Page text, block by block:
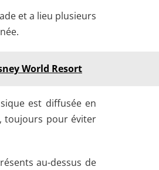
et a lieu plusieurs
World Resort
est diffusée en
, toujours pour éviter
au-dessus de